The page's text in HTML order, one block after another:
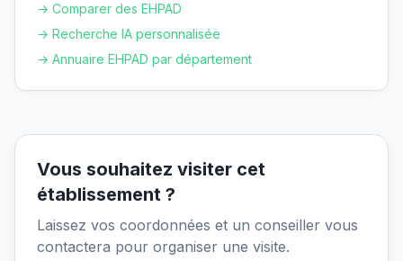
→ Comparer des EHPAD
→ Recherche IA personnalisée
→ Annuaire EHPAD par département
Vous souhaitez visiter cet
établissement ?
Laissez vos coordonnées et un conseiller vous
contactera pour organiser une visite.